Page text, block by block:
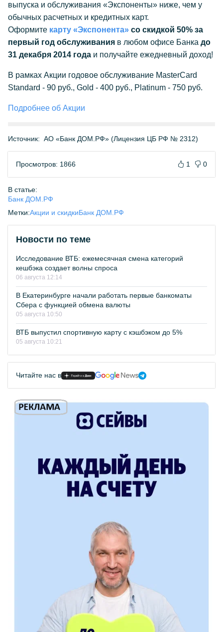
выпуска и обслуживания «Экспоненты» ниже, чем у
обычных расчетных и кредитных карт.
Оформите карту «Экспонента» со скидкой 50% за
первый год обслуживания в любом офисе Банка до
31 декабря 2014 года и получайте ежедневный доход!
В рамках Акции годовое обслуживание MasterCard
Standard - 90 руб., Gold - 400 руб., Platinum - 750 руб.
Подробнее об Акции
Источник: АО «Банк ДОМ.РФ» (Лицензия ЦБ РФ № 2312)
Просмотров: 1866 1 0
В статье:
Банк ДОМ.РФ
Метки:Акции и скидкиБанк ДОМ.РФ
Новости по теме
Исследование ВТБ: ежемесячная смена категорий
кешбэка создает волны спроса
06 августа 12:14
В Екатеринбурге начали работать первые банкоматы
Сбера с функцией обмена валюты
05 августа 10:50
ВТБ выпустил спортивную карту с кэшбэком до 5%
05 августа 10:21
Читайте нас в